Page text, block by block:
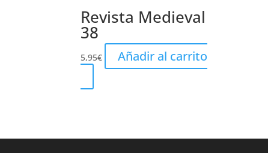
Revista Medieval
38
5,95€ Añadir al carrito